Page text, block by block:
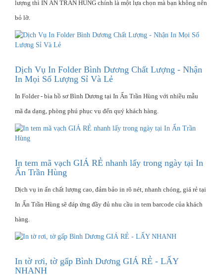
lượng thì IN ẤN TRẦN HÙNG chính là một lựa chọn mà bạn không nên
bỏ lỡ.
Dịch Vụ In Folder Bình Dương Chất Lượng - Nhận
In Mọi Số Lượng Sỉ Và Lẻ
In Folder - bìa hồ sơ Bình Dương tại In Ấn Trần Hùng với nhiều mẫu
mã đa dạng, phòng phú phục vụ đến quý khách hàng.
In tem mã vạch GIÁ RẺ nhanh lấy trong ngày tại In
Ấn Trần Hùng
Dịch vụ in ấn chất lượng cao, đảm bảo in rõ nét, nhanh chóng, giá rẻ tại
In Ấn Trần Hùng sẽ đáp ứng đầy đủ nhu cầu in tem barcode của khách
hàng.
In tờ rơi, tờ gấp Bình Dương GIÁ RẺ - LẤY
NHANH